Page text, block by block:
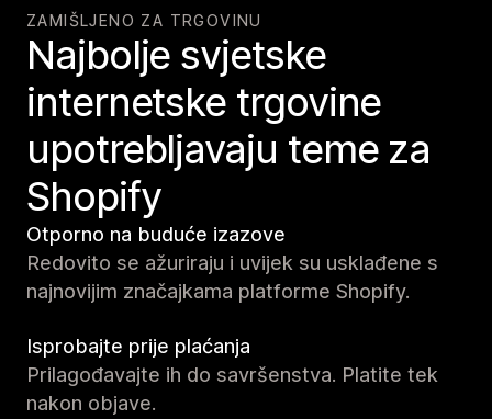
ZAMIŠLJENO ZA TRGOVINU
Najbolje svjetske
internetske trgovine
upotrebljavaju teme za
Shopify
Otporno na buduće izazove
Redovito se ažuriraju i uvijek su usklađene s
najnovijim značajkama platforme Shopify.
Isprobajte prije plaćanja
Prilagođavajte ih do savršenstva. Platite tek
nakon objave.